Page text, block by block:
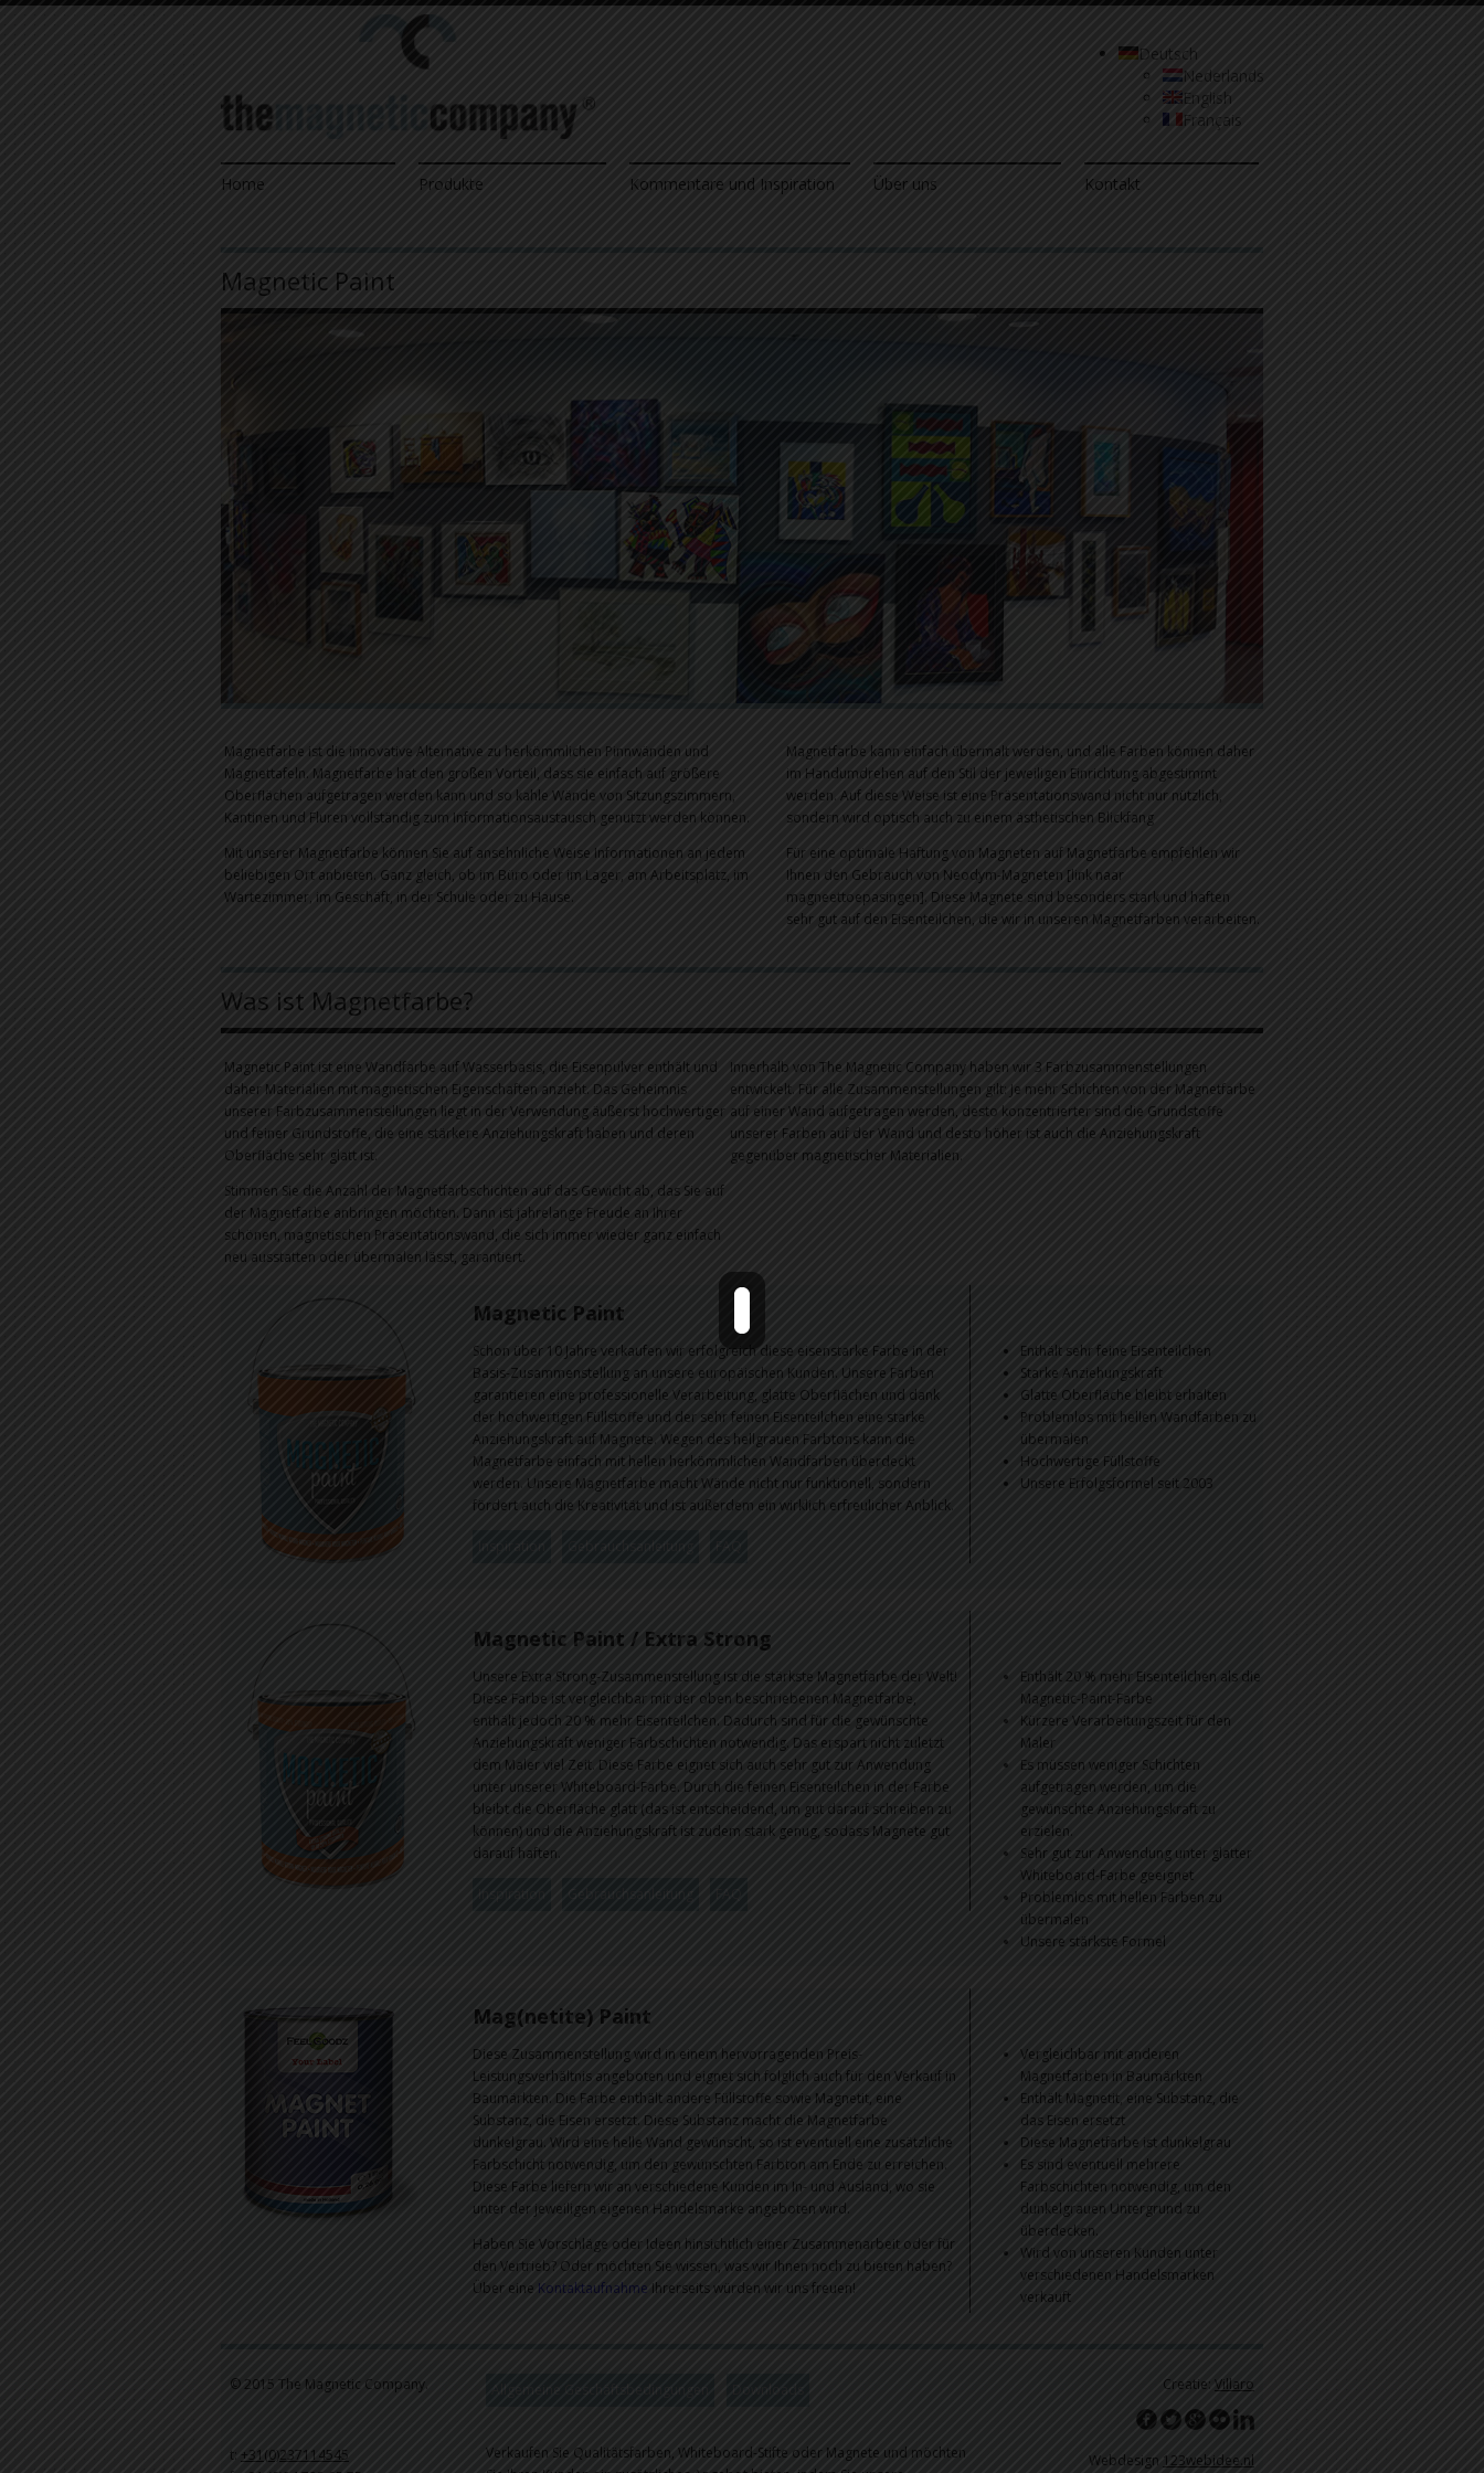
Deutsch
Nederlands
English
Français
Home Produkte Kommentare und Inspiration Über uns Kontakt
Magnetic Paint
Magnetfarbe ist die innovative Alternative zu herkömmlichen Pinnwänden und
Magnettafeln. Magnetfarbe hat den großen Vorteil, dass sie einfach auf größere
Oberflächen aufgetragen werden kann und so kahle Wände von Sitzungszimmern,
Kantinen und Fluren vollständig zum Informationsaustausch genutzt werden können.
Mit unserer Magnetfarbe können Sie auf ansehnliche Weise Informationen an jedem
beliebigen Ort anbieten. Ganz gleich, ob im Büro oder im Lager, am Arbeitsplatz, im
Wartezimmer, im Geschäft, in der Schule oder zu Hause.
Magnetfarbe kann einfach übermalt werden, und alle Farben können daher
im Handumdrehen auf den Stil der jeweiligen Einrichtung abgestimmt
werden. Auf diese Weise ist eine Präsentationswand nicht nur nützlich,
sondern wird optisch auch zu einem ästhetischen Blickfang
Für eine optimale Haftung von Magneten auf Magnetfarbe empfehlen wir
Ihnen den Gebrauch von Neodym-Magneten [link naar
magneettoepasingen]. Diese Magnete sind besonders stark und haften
sehr gut auf den Eisenteilchen, die wir in unseren Magnetfarben verarbeiten.
Was ist Magnetfarbe?
Magnetic Paint ist eine Wandfarbe auf Wasserbasis, die Eisenpulver enthält und
daher Materialien mit magnetischen Eigenschaften anzieht. Das Geheimnis
unserer Farbzusammenstellungen liegt in der Verwendung äußerst hochwertiger
und feiner Grundstoffe, die eine stärkere Anziehungskraft haben und deren
Oberfläche sehr glatt ist.
Stimmen Sie die Anzahl der Magnetfarbschichten auf das Gewicht ab, das Sie auf
der Magnetfarbe anbringen möchten. Dann ist jahrelange Freude an Ihrer
schönen, magnetischen Präsentationswand, die sich immer wieder ganz einfach
neu ausstatten oder übermalen lässt, garantiert.
Innerhalb von The Magnetic Company haben wir 3 Farbzusammenstellungen
entwickelt. Für alle Zusammenstellungen gilt: Je mehr Schichten von der Magnetfarbe
auf einer Wand aufgetragen werden, desto konzentrierter sind die Grundstoffe
unserer Farben auf der Wand und desto höher ist auch die Anziehungskraft
gegenüber magnetischer Materialien.
Magnetic Paint
Schon über 10 Jahre verkaufen wir erfolgreich diese eisenstarke Farbe in der
Basis-Zusammenstellung an unsere europäischen Kunden. Unsere Farben
garantieren eine professionelle Verarbeitung, glatte Oberflächen und dank
der hochwertigen Füllstoffe und der sehr feinen Eisenteilchen eine starke
Anziehungskraft auf Magnete. Wegen des hellgrauen Farbtons kann die
Magnetfarbe einfach mit hellen herkömmlichen Wandfarben überdeckt
werden. Unsere Magnetfarbe macht Wände nicht nur funktionell, sondern
fördert auch die Kreativität und ist außerdem ein wirklich erfreulicher Anblick.
Inspiration Gebrauchsanleitung FAQ
Enthält sehr feine Eisenteilchen
Starke Anziehungskraft
Glatte Oberfläche bleibt erhalten
Problemlos mit hellen Wandfarben zu
übermalen
Hochwertige Füllstoffe
Unsere Erfolgsformel seit 2003
Magnetic Paint / Extra Strong
Unsere Extra Strong-Zusammenstellung ist die stärkste Magnetfarbe der Welt!
Diese Farbe ist vergleichbar mit der oben beschriebenen Magnetfarbe,
enthält jedoch 20 % mehr Eisenteilchen. Dadurch sind für die gewünschte
Anziehungskraft weniger Farbschichten notwendig. Das erspart nicht zuletzt
dem Maler viel Zeit. Diese Farbe eignet sich auch sehr gut zur Anwendung
unter unserer Whiteboard-Farbe. Durch die feinen Eisenteilchen in der Farbe
bleibt die Oberfläche glatt (das ist entscheidend, um gut darauf schreiben zu
können) und die Anziehungskraft ist zudem stark genug, sodass Magnete gut
darauf haften.
Inspiration Gebrauchsanleitung FAQ
Enthält 20 % mehr Eisenteilchen als die
Magnetic-Paint-Farbe
Kürzere Verarbeitungszeit für den
Maler
Es müssen weniger Schichten
aufgetragen werden, um die
gewünschte Anziehungskraft zu
erzielen.
Sehr gut zur Anwendung unter glatter
Whiteboard-Farbe geeignet
Problemlos mit hellen Farben zu
übermalen
Unsere stärkste Formel
Mag(netite) Paint
Diese Zusammenstellung wird in einem hervorragenden Preis-
Leistungsverhältnis angeboten und eignet sich folglich auch für den Verkauf in
Baumärkten. Die Farbe enthält andere Füllstoffe sowie Magnetit, eine
Substanz, die Eisen ersetzt. Diese Substanz macht die Magnetfarbe
dunkelgrau. Wird eine helle Wand gewünscht, so ist eventuell eine zusätzliche
Farbschicht notwendig, um den gewünschten Farbton am Ende zu erreichen.
Diese Farbe liefern wir an verschiedene Kunden im In- und Ausland, wo sie
unter der jeweiligen eigenen Handelsmarke angeboten wird.
Haben Sie Vorschläge oder Ideen hinsichtlich einer Zusammenarbeit oder für
den Vertrieb? Oder möchten Sie wissen, was wir Ihnen noch zu bieten haben?
Über eine Kontaktaufnahme Ihrerseits würden wir uns freuen!
Vergleichbar mit anderen
Magnetfarben in Baumärkten
Enthält Magnetit, eine Substanz, die
das Eisen ersetzt
Diese Magnetfarbe ist dunkelgrau
Es sind eventuell mehrere
Farbschichten notwendig, um den
dunkelgrauen Untergrund zu
überdecken.
Wird von unseren Kunden unter
verschiedenen Handelsmarken
verkauft
© 2015 The Magnetic Company.
t: +31(0)237114545
Allgemeine Geschäftsbedingungen Downloads
Verkaufen Sie Qualitätsfarben, Whiteboard-Stifte oder Magnete und möchten
Creatie: Villaro
Webdesign 123webidee.nl